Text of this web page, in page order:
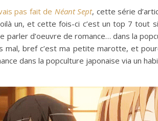
pas fait de Néant Sept, cette série
un, et cette fois-ci c’est un top 7 tout
d’oeuvre de romance… dans la
mal, bref c’est ma petite marotte, et
dans la popculture japonaise via un